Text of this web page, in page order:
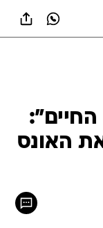
החיים":
האונס